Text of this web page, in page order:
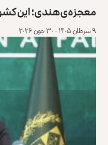
معجزه‌ی هندی؛ این
۹ سرطان ۱۴۰۵ - ۳۰ جون ۲۰۲۶